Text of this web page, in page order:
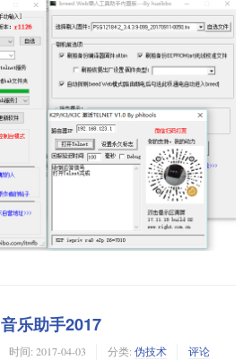
音乐助手2017
时间: 2017-04-03 分类: 伪技术 评论